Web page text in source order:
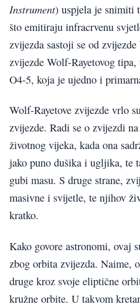
Instrument) uspjela je snimiti
što emitiraju infracrvenu
zvijezda sastoji se od
zvijezde Wolf-Rayetovog
O4-5, koja je ujedno i
Wolf-Rayetove zvijezde vrlo
zvijezde. Radi se o zvijezdi
životnog vijeka, kada ona
jako puno dušika i ugljika, te
gubi masu. S druge strane,
masivne i svijetle, te njihov
kratko.
Kako govore astronomi, ovaj
zbog orbita zvijezda. Naime,
druge kroz svoje eliptične
kružne orbite. U takvom